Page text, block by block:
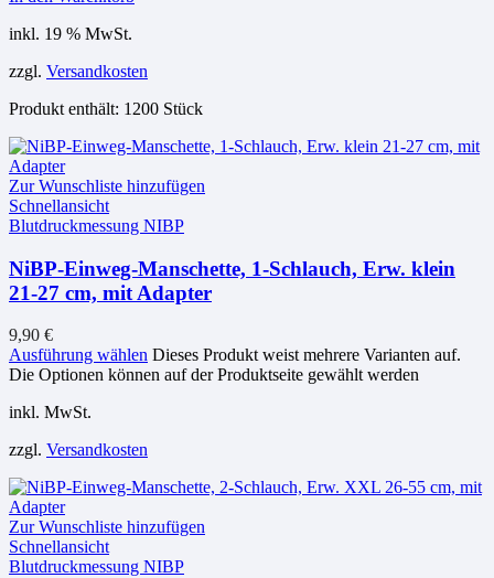
inkl. 19 % MwSt.
zzgl. Versandkosten
Produkt enthält: 1200 Stück
Zur Wunschliste hinzufügen
Schnellansicht
Blutdruckmessung NIBP
NiBP-Einweg-Manschette, 1-Schlauch, Erw. klein
21-27 cm, mit Adapter
9,90 €
Ausführung wählen Dieses Produkt weist mehrere Varianten auf.
Die Optionen können auf der Produktseite gewählt werden
inkl. MwSt.
zzgl. Versandkosten
Zur Wunschliste hinzufügen
Schnellansicht
Blutdruckmessung NIBP